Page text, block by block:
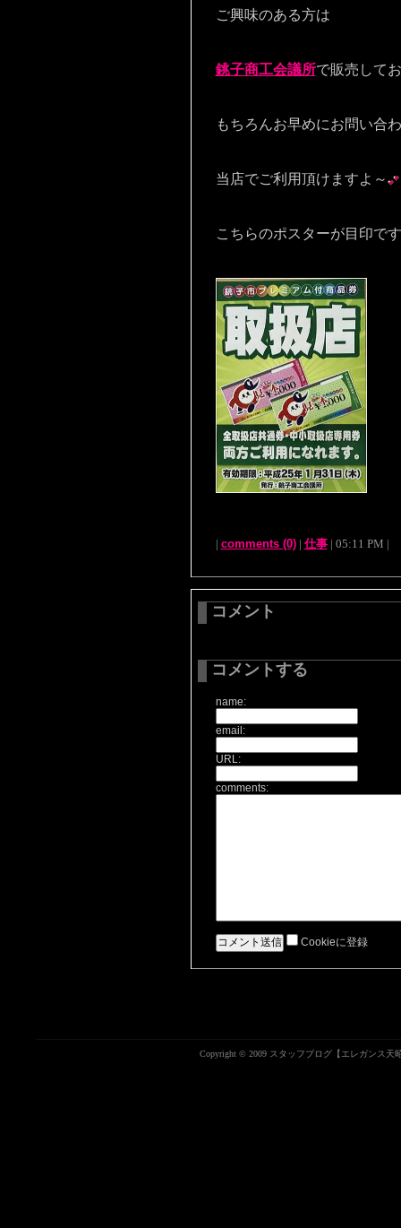
ご興味のある方は
銚子商工会議所で販売して
もちろんお早めにお問い合
当店でご利用頂けますよ～
こちらのポスターが目印で
| comments (0)| 仕事| 05:11 PM |
コメント
コメントする
name:
email:
URL:
comments:
Cookieに登録
Copyright © 2009 スタッフブログ【エレガンス天